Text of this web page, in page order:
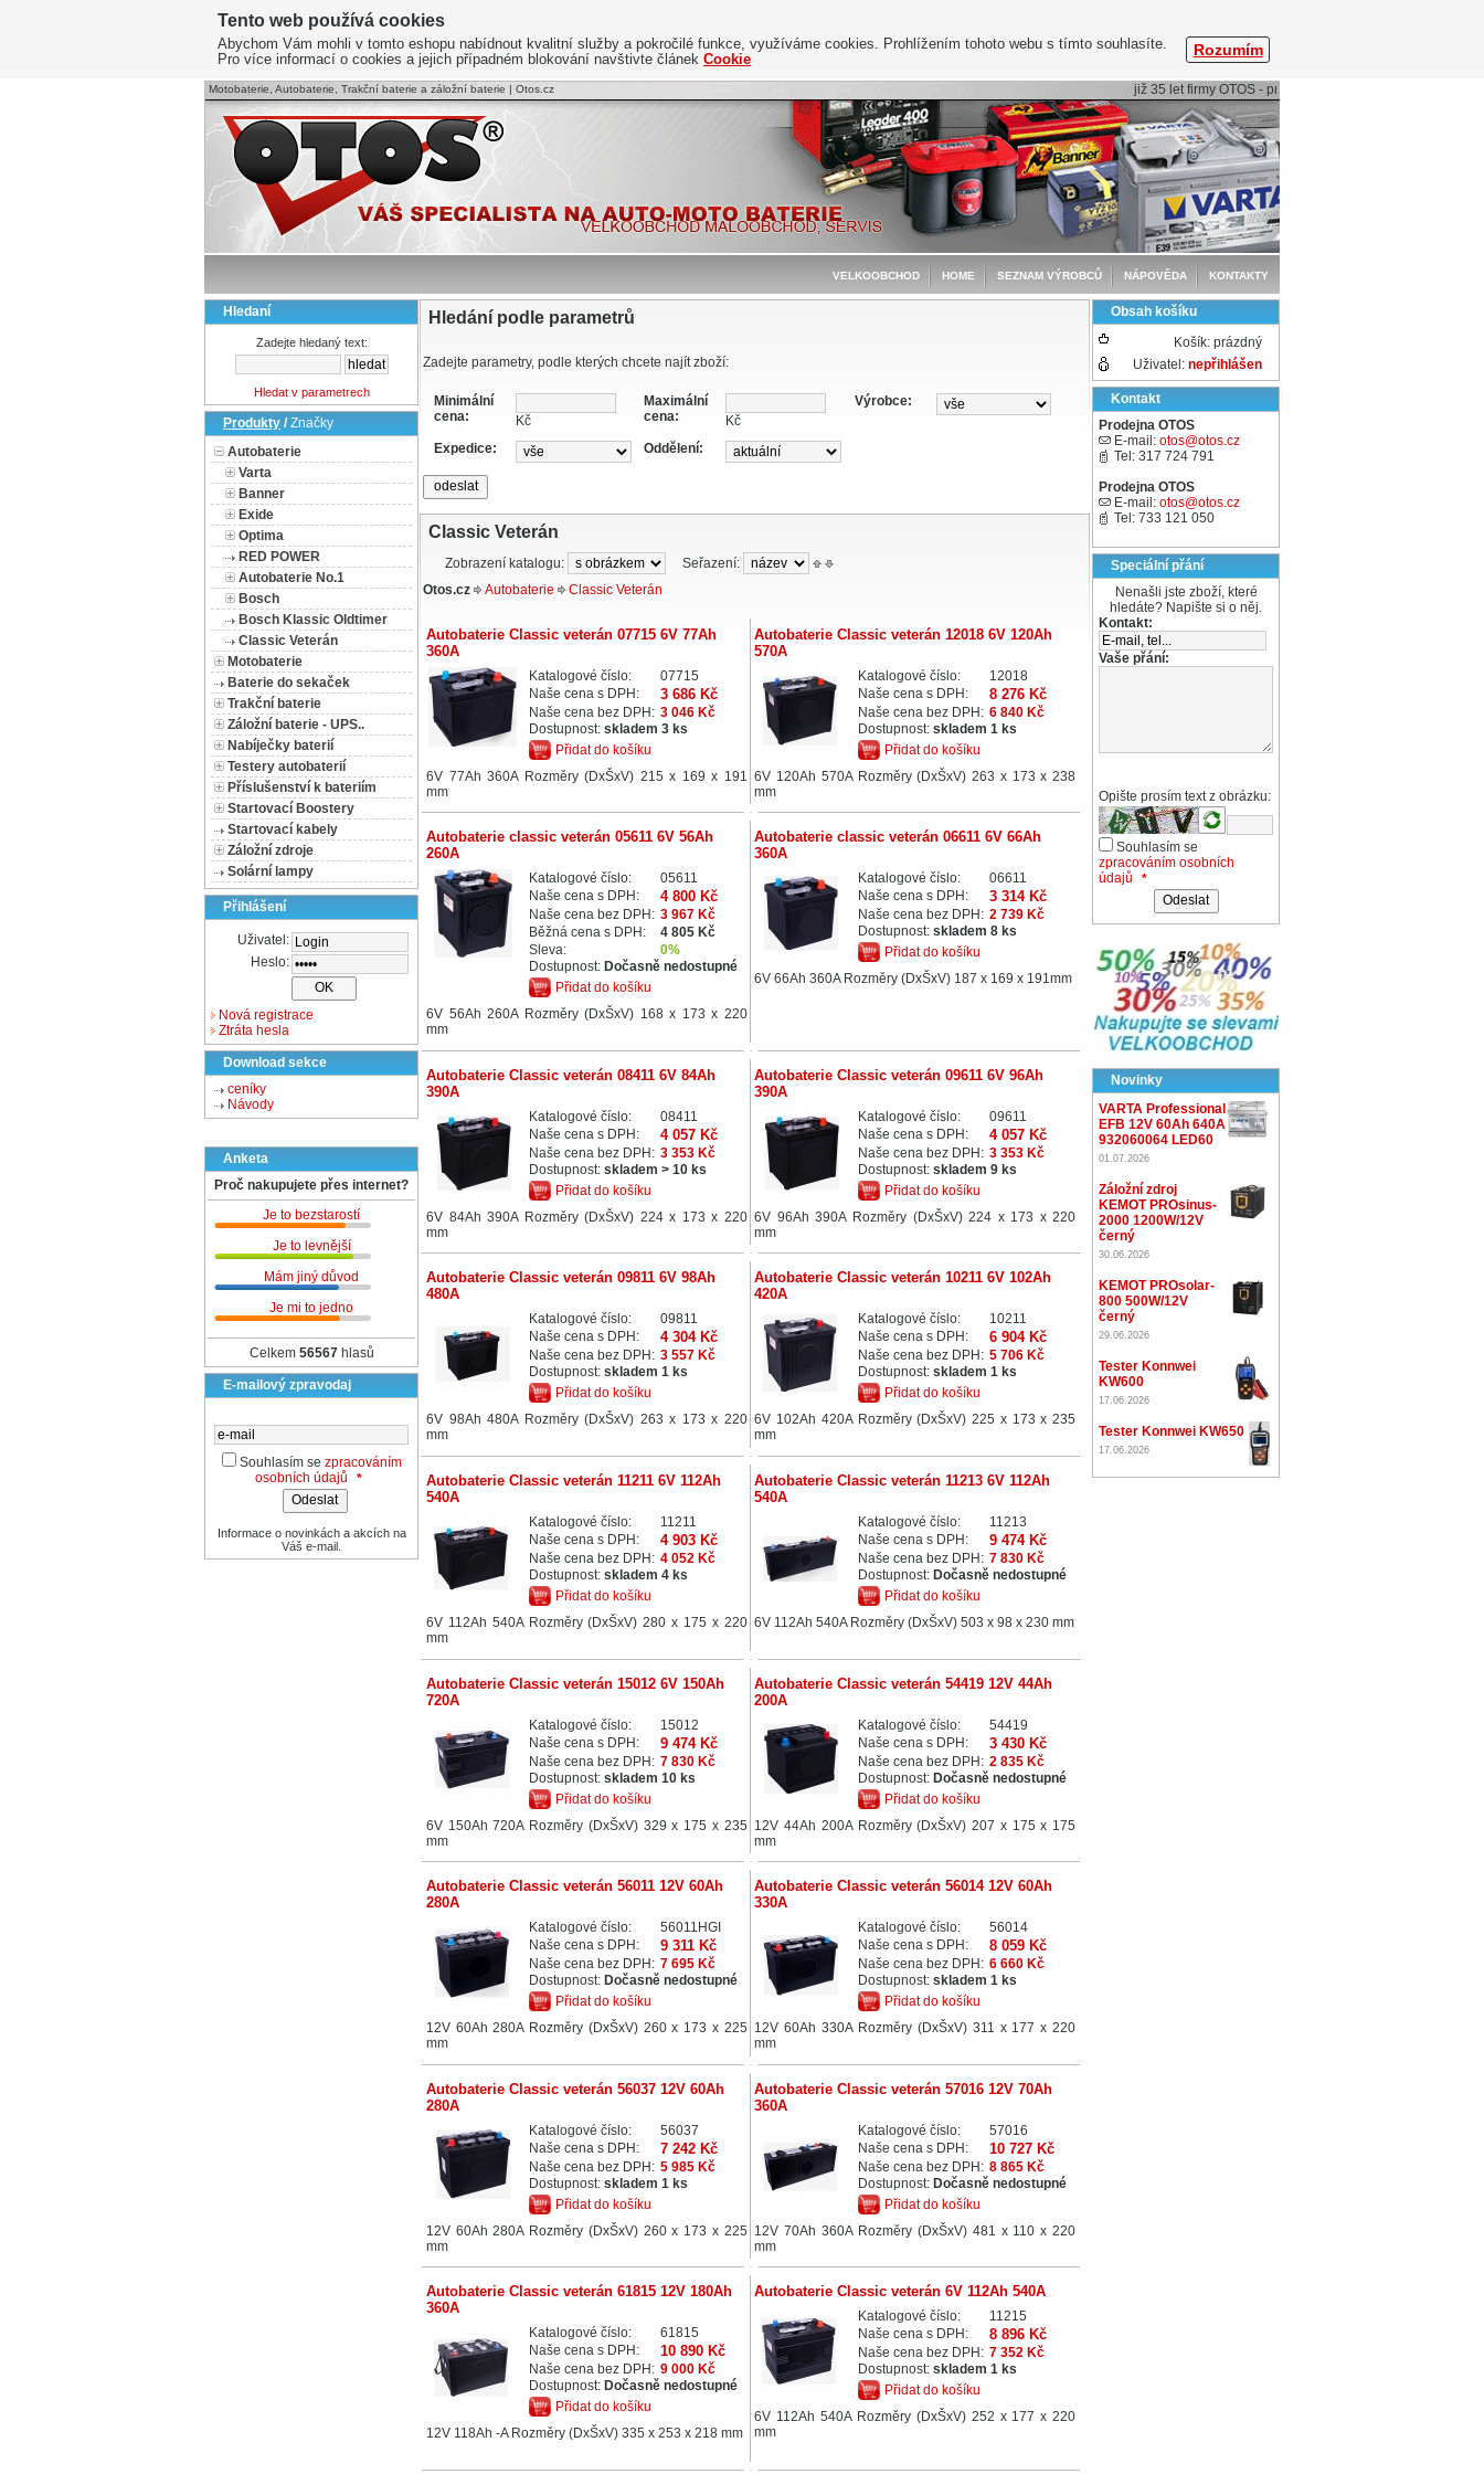
Motobaterie, Autobaterie, Trakční baterie a záložní baterie | Otos.cz již 35 let firmy OTOS - profesionální péče o baterie
KONTAKTY
NÁPOVĚDA
SEZNAM VÝROBCŮ
HOME
VELKOOBCHOD
Hledaní
Zadejte hledaný text:
Hledat v parametrech
Produkty /Značky
Autobaterie
Varta
Banner
Exide
Optima
RED POWER
Autobaterie No.1
Bosch
Bosch Klassic Oldtimer
Classic Veterán
Motobaterie
Baterie do sekaček
Trakční baterie
Záložní baterie - UPS..
Nabíječky baterií
Testery autobaterií
Příslušenství k bateriím
Startovací Boostery
Startovací kabely
Záložní zdroje
Solární lampy
Přihlášení
Uživatel:
Heslo:
Nová registrace
Ztráta hesla
Download sekce
ceníky
Návody
Anketa
Proč nakupujete přes internet?
Je to bezstarostí
Je to levnější
Mám jiný důvod
Je mi to jedno
Celkem 56567hlasů
E-mailový zpravodaj
Souhlasím se zpracováním
osobních údajů
*
Informace o novinkách a akcích na
Váš e-mail.
Hledání podle parametrů
Zadejte parametry, podle kterých chcete najít zboží:
Minimální
cena:
Kč
Maximální
cena:
Kč
Výrobce:
Expedice: Oddělení:
Classic Veterán
Zobrazení katalogu:
Seřazení:
Otos.cz
Autobaterie Classic Veterán
Autobaterie Classic veterán 07715 6V 77Ah
360A
Katalogové číslo:
07715
Naše cena s DPH:
3 686 Kč
Naše cena bez DPH: 3 046 Kč
Dostupnost:skladem 3 ks
Přidat do košíku
6V 77Ah 360A Rozměry (DxŠxV) 215 x 169 x 191
mm
Autobaterie Classic veterán 12018 6V 120Ah
570A
Katalogové číslo:
12018
Naše cena s DPH:
8 276 Kč
Naše cena bez DPH: 6 840 Kč
Dostupnost: skladem 1 ks
Přidat do košíku
6V 120Ah 570A Rozměry (DxŠxV) 263 x 173 x 238
mm
Autobaterie classic veterán 05611 6V 56Ah
260A
Katalogové číslo:
05611
Naše cena s DPH:
4 800 Kč
Naše cena bez DPH: 3 967 Kč
Běžná cena s DPH:
4 805 Kč
Sleva:
0%
Dostupnost: Dočasně nedostupné
Přidat do košíku
6V 56Ah 260A Rozměry (DxŠxV) 168 x 173 x 220
mm
Autobaterie classic veterán 06611 6V 66Ah
360A
Katalogové číslo:
06611
Naše cena s DPH:
3 314 Kč
Naše cena bez DPH: 2 739 Kč
Dostupnost: skladem 8 ks
Přidat do košíku
6V 66Ah 360A Rozměry (DxŠxV) 187 x 169 x 191mm
Autobaterie Classic veterán 08411 6V 84Ah
390A
Katalogové číslo:
08411
Naše cena s DPH:
4 057 Kč
Naše cena bez DPH: 3 353 Kč
Dostupnost:skladem > 10 ks
Přidat do košíku
6V 84Ah 390A Rozměry (DxŠxV) 224 x 173 x 220
mm
Autobaterie Classic veterán 09611 6V 96Ah
390A
Katalogové číslo:
09611
Naše cena s DPH:
4 057 Kč
Naše cena bez DPH: 3 353 Kč
Dostupnost: skladem 9 ks
Přidat do košíku
6V 96Ah 390A Rozměry (DxŠxV) 224 x 173 x 220
mm
Autobaterie Classic veterán 09811 6V 98Ah
480A
Katalogové číslo:
09811
Naše cena s DPH:
4 304 Kč
Naše cena bez DPH: 3 557 Kč
Dostupnost:skladem 1 ks
Přidat do košíku
6V 98Ah 480A Rozměry (DxŠxV) 263 x 173 x 220
mm
Autobaterie Classic veterán 10211 6V 102Ah
420A
Katalogové číslo:
10211
Naše cena s DPH:
6 904 Kč
Naše cena bez DPH: 5 706 Kč
Dostupnost: skladem 1 ks
Přidat do košíku
6V 102Ah 420A Rozměry (DxŠxV) 225 x 173 x 235
mm
Autobaterie Classic veterán 11211 6V 112Ah
540A
Katalogové číslo:
11211
Naše cena s DPH:
4 903 Kč
Naše cena bez DPH: 4 052 Kč
Dostupnost:skladem 4 ks
Přidat do košíku
6V 112Ah 540A Rozměry (DxŠxV) 280 x 175 x 220
mm
Autobaterie Classic veterán 11213 6V 112Ah
540A
Katalogové číslo:
11213
Naše cena s DPH:
9 474 Kč
Naše cena bez DPH: 7 830 Kč
Dostupnost: Dočasně nedostupné
Přidat do košíku
6V 112Ah 540A Rozměry (DxŠxV) 503 x 98 x 230 mm
Autobaterie Classic veterán 15012 6V 150Ah
720A
Katalogové číslo:
15012
Naše cena s DPH:
9 474 Kč
Naše cena bez DPH: 7 830 Kč
Dostupnost:skladem 10 ks
Přidat do košíku
6V 150Ah 720A Rozměry (DxŠxV) 329 x 175 x 235
mm
Autobaterie Classic veterán 54419 12V 44Ah
200A
Katalogové číslo:
54419
Naše cena s DPH:
3 430 Kč
Naše cena bez DPH: 2 835 Kč
Dostupnost: Dočasně nedostupné
Přidat do košíku
12V 44Ah 200A Rozměry (DxŠxV) 207 x 175 x 175
mm
Autobaterie Classic veterán 56011 12V 60Ah
280A
Katalogové číslo:
56011HGI
Naše cena s DPH:
9 311 Kč
Naše cena bez DPH: 7 695 Kč
Dostupnost: Dočasně nedostupné
Přidat do košíku
12V 60Ah 280A Rozměry (DxŠxV) 260 x 173 x 225
mm
Autobaterie Classic veterán 56014 12V 60Ah
330A
Katalogové číslo:
56014
Naše cena s DPH:
8 059 Kč
Naše cena bez DPH: 6 660 Kč
Dostupnost: skladem 1 ks
Přidat do košíku
12V 60Ah 330A Rozměry (DxŠxV) 311 x 177 x 220
mm
Autobaterie Classic veterán 56037 12V 60Ah
280A
Katalogové číslo:
56037
Naše cena s DPH:
7 242 Kč
Naše cena bez DPH: 5 985 Kč
Dostupnost:skladem 1 ks
Přidat do košíku
12V 60Ah 280A Rozměry (DxŠxV) 260 x 173 x 225
mm
Autobaterie Classic veterán 57016 12V 70Ah
360A
Katalogové číslo:
57016
Naše cena s DPH:
10 727 Kč
Naše cena bez DPH: 8 865 Kč
Dostupnost: Dočasně nedostupné
Přidat do košíku
12V 70Ah 360A Rozměry (DxŠxV) 481 x 110 x 220
mm
Autobaterie Classic veterán 61815 12V 180Ah
360A
Katalogové číslo:
61815
Naše cena s DPH:
10 890 Kč
Naše cena bez DPH: 9 000 Kč
Dostupnost: Dočasně nedostupné
Přidat do košíku
12V 118Ah -A Rozměry (DxŠxV) 335 x 253 x 218 mm
Autobaterie Classic veterán 6V 112Ah 540A
Katalogové číslo:
11215
Naše cena s DPH:
8 896 Kč
Naše cena bez DPH: 7 352 Kč
Dostupnost: skladem 1 ks
Přidat do košíku
6V 112Ah 540A Rozměry (DxŠxV) 252 x 177 x 220
mm
Obsah košíku
Košík: prázdný
Uživatel: nepřihlášen
Kontakt
Prodejna OTOS
E-mail: otos@otos.cz
Tel: 317 724 791
Prodejna OTOS
E-mail: otos@otos.cz
Tel: 733 121 050
Speciální přání
Nenašli jste zboží, které
hledáte? Napište si o něj.
Kontakt:
Vaše přání:
Opište prosím text z obrázku:
Souhlasím se
zpracováním osobních
údajů
*
Novinky
VARTA Professional
EFB 12V 60Ah 640A
932060064 LED60
01.07.2026
Záložní zdroj
KEMOT PROsinus-
2000 1200W/12V
černý
30.06.2026
KEMOT PROsolar-
800 500W/12V
černý
29.06.2026
Tester Konnwei
KW600
17.06.2026
Tester Konnwei KW650
17.06.2026
Tento web používá cookies
Abychom Vám mohli v tomto eshopu nabídnout kvalitní služby a pokročilé funkce, využíváme cookies. Prohlížením tohoto webu s tímto souhlasíte.
Pro více informací o cookies a jejich případném blokování navštivte článek Cookie
Rozumím